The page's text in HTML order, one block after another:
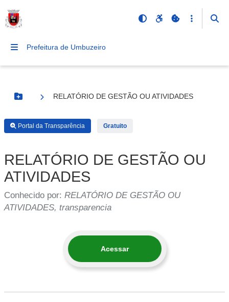
Prefeitura de Umbuzeiro
Botão Menu
RELATÓRIO DE GESTÃO OU ATIVIDADES
Portal da Transparência Gratuito
RELATÓRIO DE GESTÃO OU
ATIVIDADES
Conhecido por: RELATÓRIO DE GESTÃO OU
ATIVIDADES, transparencia
Acessar